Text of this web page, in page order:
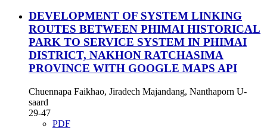
DEVELOPMENT OF SYSTEM LINKING
ROUTES BETWEEN PHIMAI HISTORICAL
PARK TO SERVICE SYSTEM IN PHIMAI
DISTRICT, NAKHON RATCHASIMA
PROVINCE WITH GOOGLE MAPS API
Chuennapa Faikhao, Jiradech Majandang, Nanthaporn U-
saard
29-47
PDF